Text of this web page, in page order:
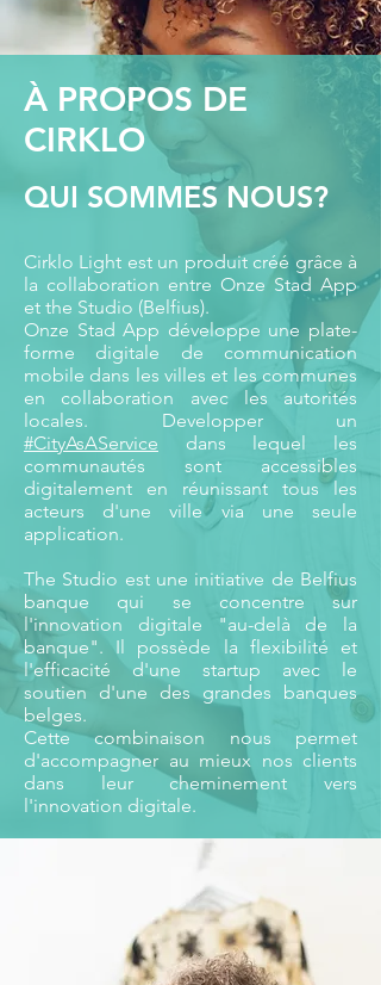
À PROPOS DE
CIRKLO
QUI SOMMES NOUS?
Cirklo Light est un produit créé grâce à
la collaboration entre Onze Stad App
et the Studio (Belfius).
Onze Stad App développe une plate-
forme digitale de communication
mobile dans les villes et les communes
en collaboration avec les autorités
locales. Developper un
#CityAsAService dans lequel les
communautés sont accessibles
digitalement en réunissant tous les
acteurs d'une ville via une seule
application.
The Studio est une initiative de Belfius
banque qui se concentre sur
l'innovation digitale "au-delà de la
banque". Il possède la flexibilité et
l'efficacité d'une startup avec le
soutien d'une des grandes banques
belges.
Cette combinaison nous permet
d'accompagner au mieux nos clients
dans leur cheminement vers
l'innovation digitale.